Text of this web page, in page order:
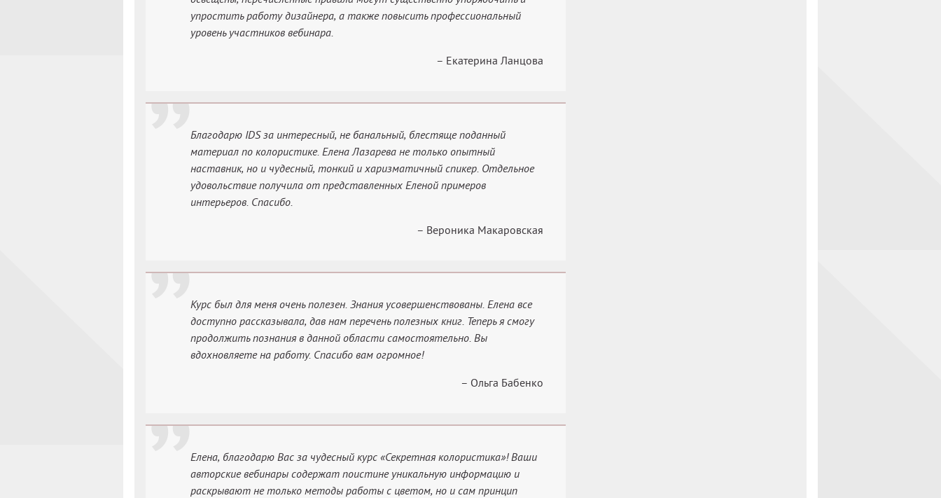
упростить работу дизайнера, а также повысить профессиональный
уровень участников вебинара.
– Екатерина Ланцова
Благодарю IDS за интересный, не банальный, блестяще поданный
материал по колористике. Елена Лазарева не только опытный
наставник, но и чудесный, тонкий и харизматичный спикер. Отдельное
удовольствие получила от представленных Еленой примеров
интерьеров. Спасибо.
– Вероника Макаровская
Курс был для меня очень полезен. Знания усовершенствованы. Елена все
доступно рассказывала, дав нам перечень полезных книг. Теперь я смогу
продолжить познания в данной области самостоятельно. Вы
вдохновляете на работу. Спасибо вам огромное!
– Ольга Бабенко
Елена, благодарю Вас за чудесный курс «Секретная колористика»! Ваши
авторские вебинары содержат поистине уникальную информацию и
раскрывают не только методы работы с цветом, но и сам принцип